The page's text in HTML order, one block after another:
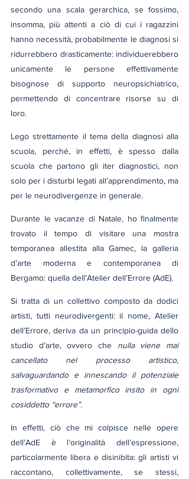
secondo una scala gerarchica, se fossimo,
insomma, più attenti a ciò di cui i ragazzini
hanno necessità, probabilmente le diagnosi si
ridurrebbero drasticamente: individuerebbero
unicamente le persone effettivamente
bisognose di supporto neuropsichiatrico,
permettendo di concentrare risorse su di
loro.
Lego strettamente il tema della diagnosi alla
scuola, perché, in effetti, è spesso dalla
scuola che partono gli iter diagnostici, non
solo per i disturbi legati all’apprendimento, ma
per le neurodivergenze in generale.
Durante le vacanze di Natale, ho finalmente
trovato il tempo di visitare una mostra
temporanea allestita alla Gamec, la galleria
d’arte moderna e contemporanea di
Bergamo: quella dell’Atelier dell’Errore (AdE).
Si tratta di un collettivo composto da dodici
artisti, tutti neurodivergenti: il nome, Atelier
dell’Errore, deriva da un principio-guida dello
studio d’arte, ovvero che nulla viene mai
cancellato nel processo artistico,
salvaguardando e innescando il potenziale
trasformativo e metamorfico insito in ogni
cosiddetto “errore”.
In effetti, ciò che mi colpisce nelle opere
dell’AdE è l’originalità dell’espressione,
particolarmente libera e disinibita: gli artisti vi
raccontano, collettivamente, se stessi,